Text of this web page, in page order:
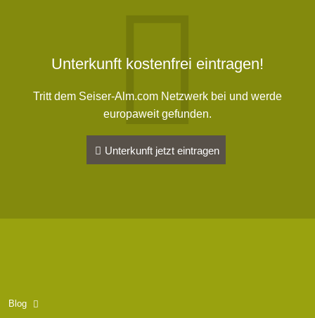
Unterkunft kostenfrei eintragen!
Tritt dem Seiser-Alm.com Netzwerk bei und werde
europaweit gefunden.
Unterkunft jetzt eintragen
Blog